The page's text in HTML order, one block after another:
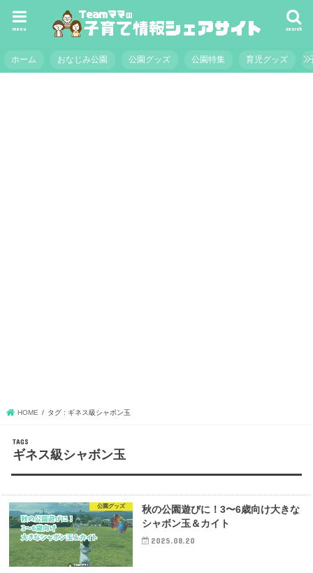
search
menu
ホーム おなじみ公園 公園グッズ 公園特集 育児グッズ
HOME タグ : ギネス級シャボン玉
ギネス級シャボン玉
公園グッズ
秋の公園遊びに！3〜6歳向け大きな
シャボン玉＆カイト
2025.08.20